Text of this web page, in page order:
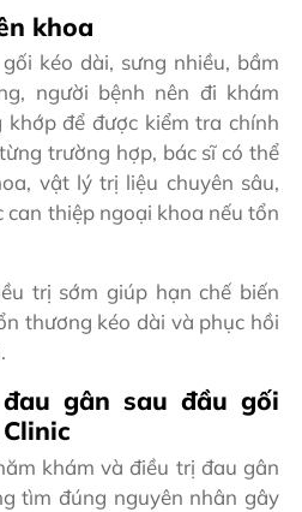
khoa
kéo dài, sưng nhiều, bầm
người bệnh nên đi khám
để được kiểm tra chính
trường hợp, bác sĩ có thể
vật lý trị liệu chuyên sâu,
thiệp ngoại khoa nếu tổn
trị sớm giúp hạn chế biến
thương kéo dài và phục hồi
gân sau đầu gối
khám và điều trị đau gân
tìm đúng nguyên nhân gây